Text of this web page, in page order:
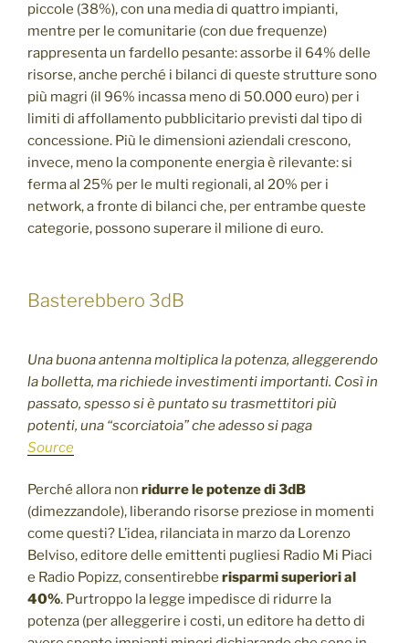
piccole (38%), con una media di quattro impianti,
mentre per le comunitarie (con due frequenze)
rappresenta un fardello pesante: assorbe il 64% delle
risorse, anche perché i bilanci di queste strutture sono
più magri (il 96% incassa meno di 50.000 euro) per i
limiti di affollamento pubblicitario previsti dal tipo di
concessione. Più le dimensioni aziendali crescono,
invece, meno la componente energia è rilevante: si
ferma al 25% per le multi regionali, al 20% per i
network, a fronte di bilanci che, per entrambe queste
categorie, possono superare il milione di euro.
Basterebbero 3dB
Una buona antenna moltiplica la potenza, alleggerendo
la bolletta, ma richiede investimenti importanti. Così in
passato, spesso si è puntato su trasmettitori più
potenti, una “scorciatoia” che adesso si paga
Source
Perché allora non ridurre le potenze di 3dB
(dimezzandole), liberando risorse preziose in momenti
come questi? L’idea, rilanciata in marzo da Lorenzo
Belviso, editore delle emittenti pugliesi Radio Mi Piaci
e Radio Popizz, consentirebbe risparmi superiori al
40%. Purtroppo la legge impedisce di ridurre la
potenza (per alleggerire i costi, un editore ha detto di